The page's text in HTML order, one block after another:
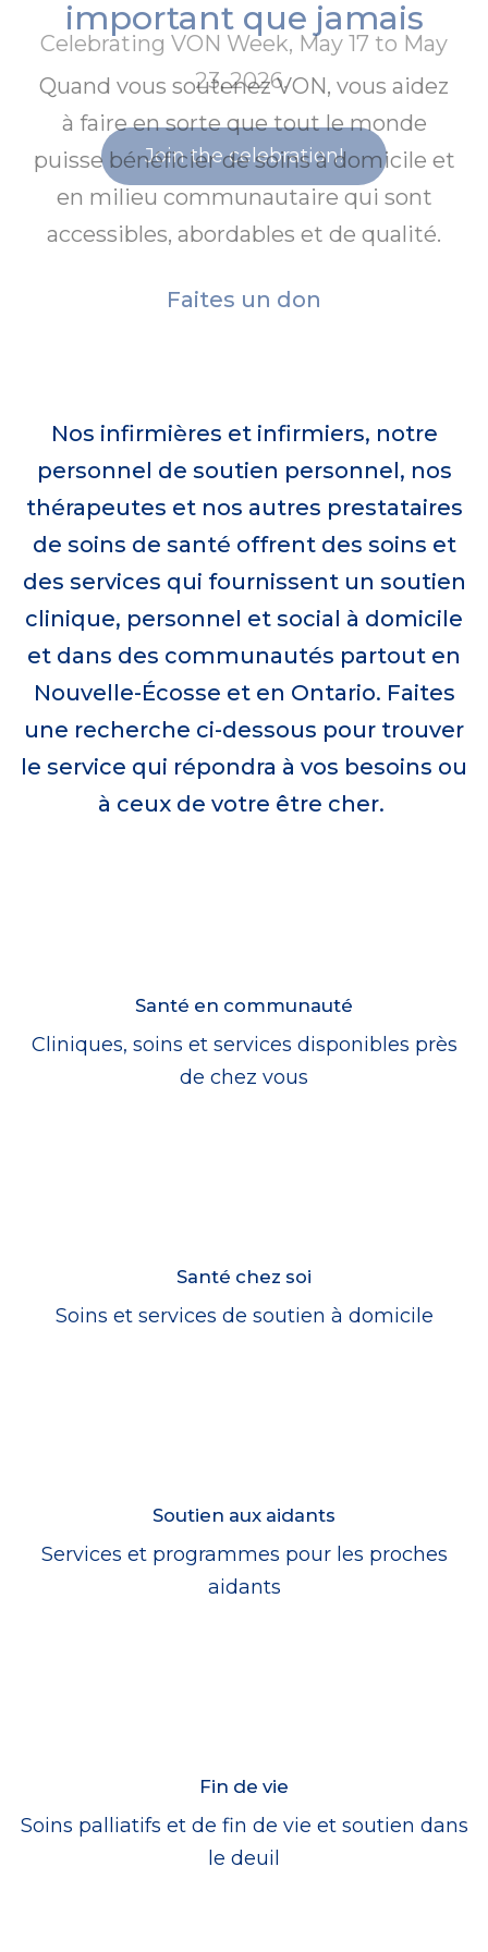
important que jamais
Quand vous soutenez VON, vous aidez
à faire en sorte que tout le monde
puisse bénéficier de soins à domicile et
en milieu communautaire qui sont
accessibles, abordables et de qualité.
Faites un don
Nous fournissons un soutien
clinique, personnel et social aux
personnes qui veulent vivre dans
leur propre maison et dans leur
communauté pour jouir du confort
et de la tranquillté d'esprit qu'elles
harmonie avec votre vie
Appliquer aujourd'hui
Celebrating VON Week, May 17 to May
23, 2026.
Join the celebration!
Nos infirmières et infirmiers, notre
personnel de soutien personnel, nos
thérapeutes et nos autres prestataires
de soins de santé offrent des soins et
des services qui fournissent un soutien
clinique, personnel et social à domicile
et dans des communautés partout en
Nouvelle-Écosse et en Ontario. Faites
une recherche ci-dessous pour trouver
le service qui répondra à vos besoins ou
à ceux de votre être cher.
Santé en communauté
Cliniques, soins et services disponibles près
de chez vous
Santé chez soi
Soins et services de soutien à domicile
Soutien aux aidants
Services et programmes pour les proches
aidants
Fin de vie
Soins palliatifs et de fin de vie et soutien dans
le deuil